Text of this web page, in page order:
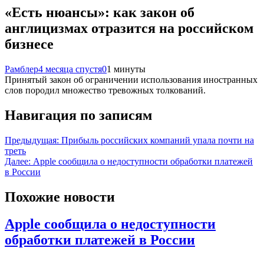
«Есть нюансы»: как закон об
англицизмах отразится на российском
бизнесе
Рамблер4 месяца спустя01 минуты
Принятый закон об ограничении использования иностранных
слов породил множество тревожных толкований.
Навигация по записям
Предыдущая: Прибыль российских компаний упала почти на
треть
Далее: Apple сообщила о недоступности обработки платежей
в России
Похожие новости
Apple сообщила о недоступности
обработки платежей в России